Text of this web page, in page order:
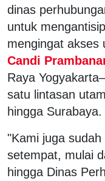
dinas
untuk
mengingat akses
Candi
Raya
satu lintasan
hingga Surabaya.
"Kami juga
setempat, mulai
hingga Dinas